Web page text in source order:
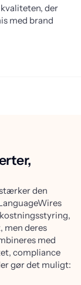
der
med brand
den
men deres
med
compliance
gør det muligt: